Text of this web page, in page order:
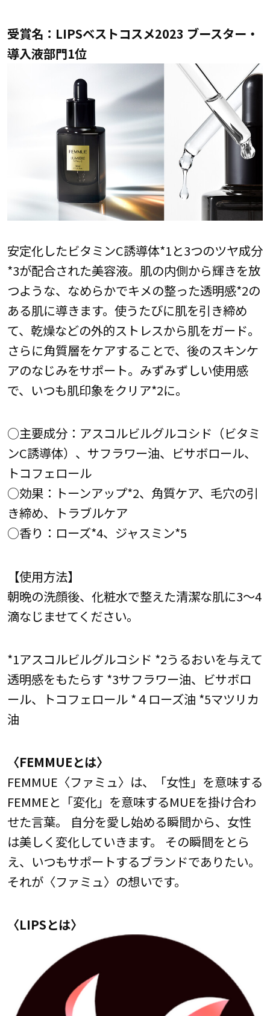
受賞名：LIPSベストコスメ2023 ブースター・
導入液部門1位
安定化したビタミンC誘導体*1と3つのツヤ成分
*3が配合された美容液。肌の内側から輝きを放
つような、なめらかでキメの整った透明感*2の
ある肌に導きます。使うたびに肌を引き締め
て、乾燥などの外的ストレスから肌をガード。
さらに角質層をケアすることで、後のスキンケ
アのなじみをサポート。みずみずしい使用感
で、いつも肌印象をクリア*2に。
○主要成分：アスコルビルグルコシド（ビタミ
ンC誘導体）、サフラワー油、ビサボロール、
トコフェロール
○効果：トーンアップ*2、角質ケア、毛穴の引
き締め、トラブルケア
○香り：ローズ*4、ジャスミン*5
【使用方法】
朝晩の洗顔後、化粧水で整えた清潔な肌に3～4
滴なじませてください。
*1アスコルビルグルコシド *2うるおいを与えて
透明感をもたらす *3サフラワー油、ビサボロ
ール、トコフェロール *４ローズ油 *5マツリカ
油
〈FEMMUEとは〉
FEMMUE〈ファミュ〉は、「女性」を意味する
FEMMEと「変化」を意味するMUEを掛け合わ
せた言葉。 自分を愛し始める瞬間から、女性
は美しく変化していきます。 その瞬間をとら
え、いつもサポートするブランドでありたい。
それが〈ファミュ〉の想いです。
〈LIPSとは〉